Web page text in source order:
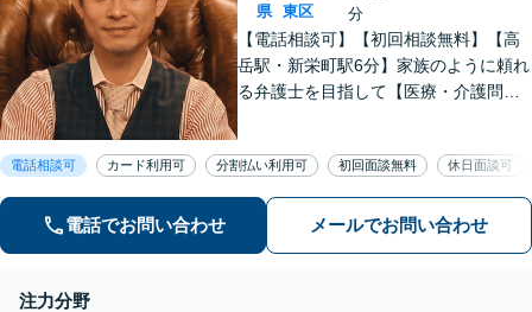
県
東区
分
【電話相談可】【初回相談無料】【高
岳駅・新栄町駅6分】家族のように頼れ
る弁護士を目指して【医療・介護問
い】不動産は高額な財産が関わる問
題。関連士業と連携し、円滑な解決を
目指します
電話相談可 カード利用可 分割払い利用可 初回面談無料 休日面談可
電話でお問い合わせ メールでお問い合わせ
注力分野